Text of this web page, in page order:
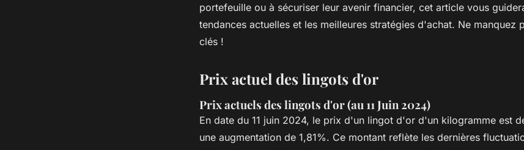
portefeuille ou à sécuriser leur avenir financier, cet article vous
tendances actuelles et les meilleures stratégies d'achat. Ne manquez
clés !
Prix actuel des lingots d'or
Prix actuels des lingots d'or (au 11 Juin 2024)
En date du 11 juin 2024, le prix d'un lingot d'or d'un kilogramme est
une augmentation de 1,81%. Ce montant reflète les dernières